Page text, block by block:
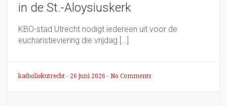
in de St.-Aloysiuskerk
KBO-stad Utrecht nodigt iedereen uit voor de
eucharistieviering die vrijdag […]
katholiekutrecht - 26 juni 2026 - No Comments